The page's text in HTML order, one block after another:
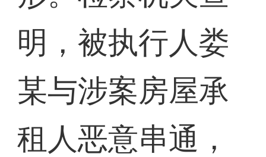
明，被执行人娄
某与涉案房屋承
租人恶意串通，